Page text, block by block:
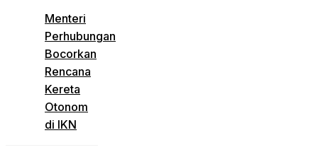
Menteri
Perhubungan
Bocorkan
Rencana
Kereta
Otonom
di IKN